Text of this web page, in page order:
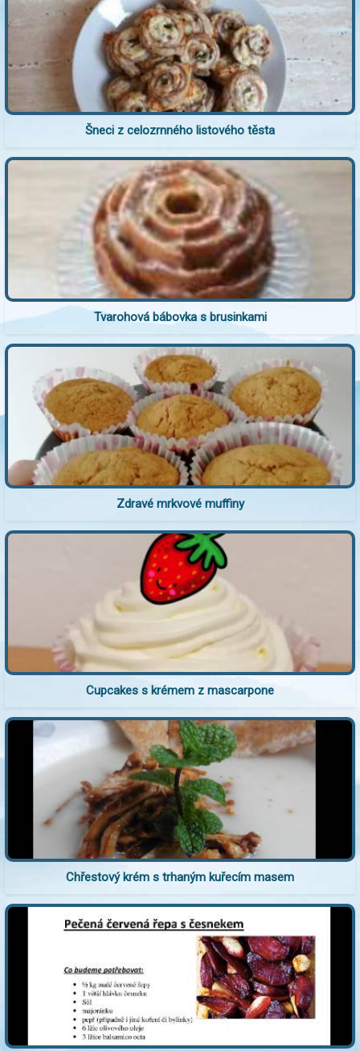
Šneci z celozrnného listového těsta
Tvarohová bábovka s brusinkami
Zdravé mrkvové muffiny
Cupcakes s krémem z mascarpone
Chřestový krém s trhaným kuřecím masem